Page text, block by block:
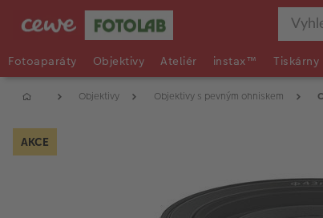
Fotoaparáty Objektivy Ateliér instax™
Objektivy Objektivy s pevným ohniskem
AKCE